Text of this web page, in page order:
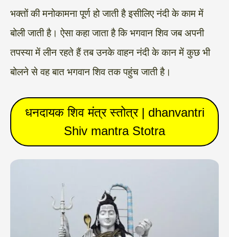
भक्तों की मनोकामना पूर्ण हो जाती है इसीलिए नंदी के काम में
बोली जाती है। ऐसा कहा जाता है कि भगवान शिव जब अपनी
तपस्या में लीन रहते हैं तब उनके वाहन नंदी के कान में कुछ भी
बोलने से वह बात भगवान शिव तक पहुंच जाती है।
धनदायक शिव मंत्र स्तोत्र | dhanvantri
Shiv mantra Stotra